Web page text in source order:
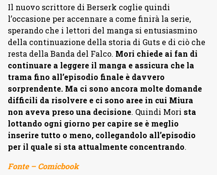
Il nuovo scrittore di Berserk coglie quindi
l’occasione per accennare a come finirà la serie,
sperando che i lettori del manga si entusiasmino
della continuazione della storia di Guts e di ciò che
resta della Banda del Falco. Mori chiede ai fan di
continuare a leggere il manga e assicura che la
trama fino all’episodio finale è davvero
sorprendente. Ma ci sono ancora molte domande
difficili da risolvere e ci sono aree in cui Miura
non aveva preso una decisione. Quindi Mori sta
lottando ogni giorno per capire se è meglio
inserire tutto o meno, collegandolo all’episodio
per il quale si sta attualmente concentrando.
Fonte – Comicbook